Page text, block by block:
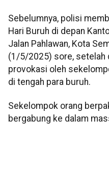
Sebelumnya, polisi
Hari Buruh di depan
Jalan Pahlawan, Kota
(1/5/2025) sore, setelah
provokasi oleh
di tengah para buruh.
Sekelompok orang
bergabung ke dalam